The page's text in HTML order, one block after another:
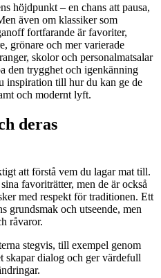
höjdpunkt – en chans att pausa,
även om klassiker som
fortfarande är favoriter,
grönare och mer varierade
skolor och personalmatsalar
den trygghet och igenkänning
inspiration till hur du kan ge de
och modernt lyft.
deras
att förstå vem du lagar mat till.
favoriträtter, men de är också
med respekt för traditionen. Ett
grundsmak och utseende, men
råvaror.
stegvis, till exempel genom
skapar dialog och ger värdefull